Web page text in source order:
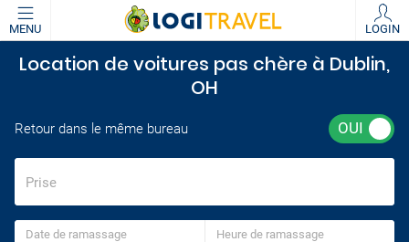
MENU LOGIN
Location de voitures pas chère à Dublin,
OH
Retour dans le même bureau
Prise
Date de ramassage Heure de ramassage